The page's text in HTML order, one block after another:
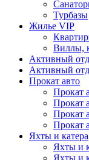
Турбазы
Жилье VIP
Виллы,
Активный
Активный
Прокат авто
Прокат
Прокат
Прокат
Прокат
Яхты и катера
Яхты и
Яхты и